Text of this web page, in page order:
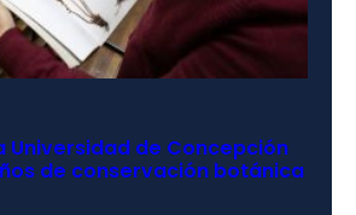
Universidad de Concepción
de conservación botánica